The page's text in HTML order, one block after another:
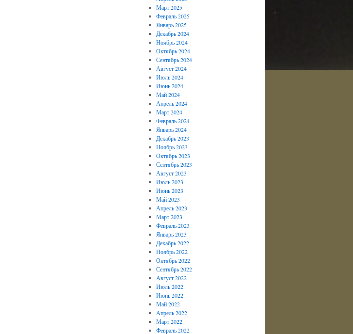
Март 2025
Февраль 2025
Январь 2025
Декабрь 2024
Ноябрь 2024
Октябрь 2024
Сентябрь 2024
Август 2024
Июль 2024
Июнь 2024
Май 2024
Апрель 2024
Март 2024
Февраль 2024
Январь 2024
Декабрь 2023
Ноябрь 2023
Октябрь 2023
Сентябрь 2023
Август 2023
Июль 2023
Июнь 2023
Май 2023
Апрель 2023
Март 2023
Февраль 2023
Январь 2023
Декабрь 2022
Ноябрь 2022
Октябрь 2022
Сентябрь 2022
Август 2022
Июль 2022
Июнь 2022
Май 2022
Апрель 2022
Март 2022
Февраль 2022